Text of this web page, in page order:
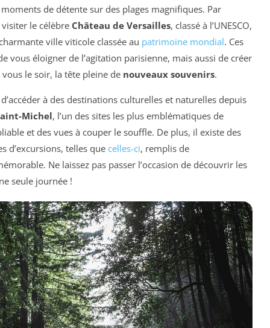
de détente sur des plages magnifiques. Par
le célèbre Château de Versailles, classé à l’UNESCO,
ville viticole classée au patrimoine mondial. Ces
vous éloigner de l’agitation parisienne, mais aussi de créer
le soir, la tête pleine de nouveaux souvenirs.
à des destinations culturelles et naturelles depuis
Michel, l’un des sites les plus emblématiques de
et des vues à couper le souffle. De plus, il existe des
d’excursions, telles que celles-ci, remplis de
Ne laissez pas passer l’occasion de découvrir les
seule journée !